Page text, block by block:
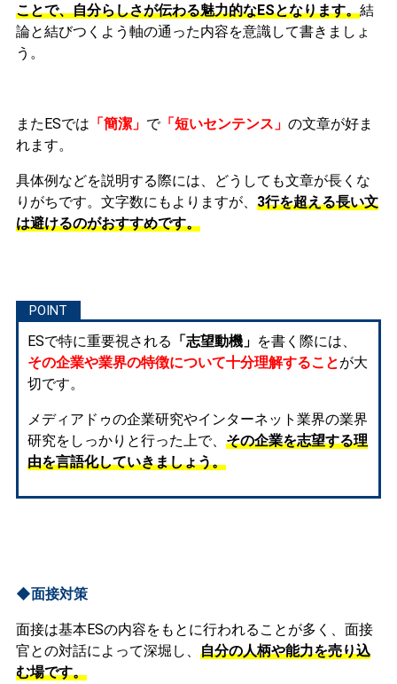
ことで、自分らしさが伝わる魅力的なESとなります。結
論と結びつくよう軸の通った内容を意識して書きましょ
う。
またESでは 「簡潔」 で「短いセンテンス」 の文章が好ま
れます。
具体例などを説明する際には、どうしても文章が長くな
りがちです。文字数にもよりますが、 3行を超える長い文
は避けるのがおすすめです。
ESで特に重要視される 「志望動機」 を書く際には、
その企業や業界の特徴について十分理解することが大
切です。
メディアドゥの企業研究やインターネット業界の業界
研究をしっかりと行った上で、 その企業を志望する理
由を言語化していきましょう。
◆面接対策
面接は基本ESの内容をもとに行われることが多く、面接
官との対話によって深堀し、 自分の人柄や能力を売り込
む場です。